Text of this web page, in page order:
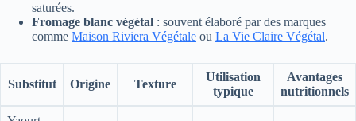
saturées.
Fromage blanc végétal : souvent élaboré par des marques
comme Maison Riviera Végétale ou La Vie Claire Végétal.
Substitut Origine Texture
Utilisation
typique
Avantages
nutritionnels